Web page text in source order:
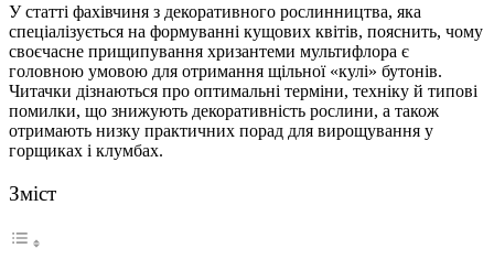
У статті фахівчиня з декоративного рослинництва, яка
спеціалізується на формуванні кущових квітів, пояснить, чому
своєчасне прищипування хризантеми мультифлора є
головною умовою для отримання щільної «кулі» бутонів.
Читачки дізнаються про оптимальні терміни, техніку й типові
помилки, що знижують декоративність рослини, а також
отримають низку практичних порад для вирощування у
горщиках і клумбах.
Зміст